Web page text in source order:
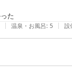
た
| 温泉・お風呂: 5 | 設